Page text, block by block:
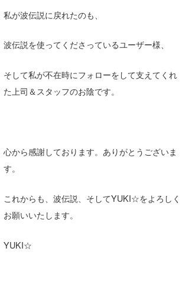
私が波伝説に戻れたのも、
波伝説を使ってくださっているユーザー様、
そして私が不在時にフォローをして支えてくれ
た上司＆スタッフのお陰です。
心から感謝しております。ありがとうございま
す。
これからも、波伝説、そしてYUKI☆をよろしく
お願いいたします。
YUKI☆